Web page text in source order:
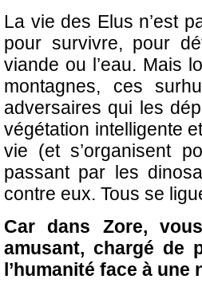
La vie des Elus n’est
pour survivre, pour
viande ou l’eau. Mais
montagnes, ces
adversaires qui les
végétation intelligente
vie (et s’organisent
passant par les
contre eux. Tous se
Car dans Zore,
amusant, chargé de
l’humanité face à